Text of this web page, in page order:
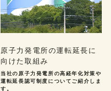
原子力発電所の運転延長に
向けた取組み
当社の原子力発電所の高経年化対策や
運転延長認可制度についてご紹介しま
す。